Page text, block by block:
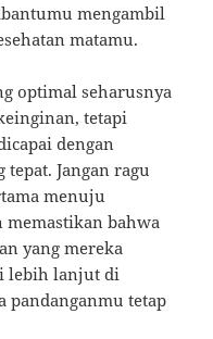
mengambil
matamu.
optimal seharusnya
tetapi
dengan
tepat. Jangan ragu
menuju
memastikan bahwa
yang mereka
lebih lanjut di
pandanganmu tetap